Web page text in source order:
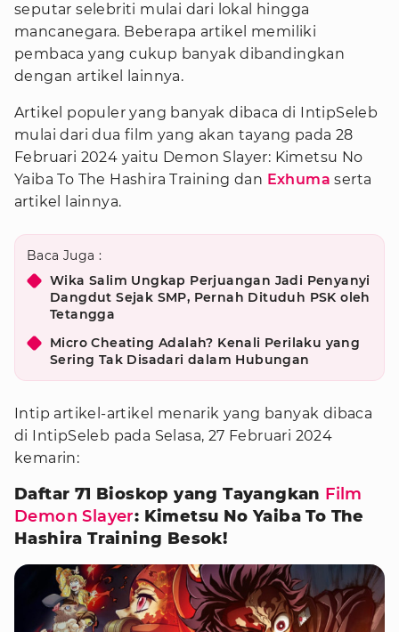
seputar selebriti mulai dari lokal hingga
mancanegara. Beberapa artikel memiliki
pembaca yang cukup banyak dibandingkan
dengan artikel lainnya.
Artikel populer yang banyak dibaca di IntipSeleb
mulai dari dua film yang akan tayang pada 28
Februari 2024 yaitu Demon Slayer: Kimetsu No
Yaiba To The Hashira Training dan Exhuma serta
artikel lainnya.
Baca Juga :
Wika Salim Ungkap Perjuangan Jadi Penyanyi
Dangdut Sejak SMP, Pernah Dituduh PSK oleh
Tetangga
Micro Cheating Adalah? Kenali Perilaku yang
Sering Tak Disadari dalam Hubungan
Intip artikel-artikel menarik yang banyak dibaca
di IntipSeleb pada Selasa, 27 Februari 2024
kemarin:
Daftar 71 Bioskop yang Tayangkan Film
Demon Slayer: Kimetsu No Yaiba To The
Hashira Training Besok!